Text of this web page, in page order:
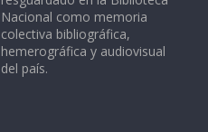
Nacional como memoria
colectiva bibliográfica,
hemerográfica y audiovisual
del país.